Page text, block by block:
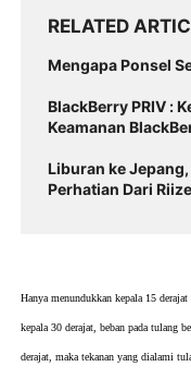
RELATED
Mengapa Ponsel
BlackBerry PRIV :
Keamanan
Liburan ke
Perhatian Dari
Hanya menundukkan kepala 15
kepala 30 derajat, beban pada tulang
derajat, maka tekanan yang dialami